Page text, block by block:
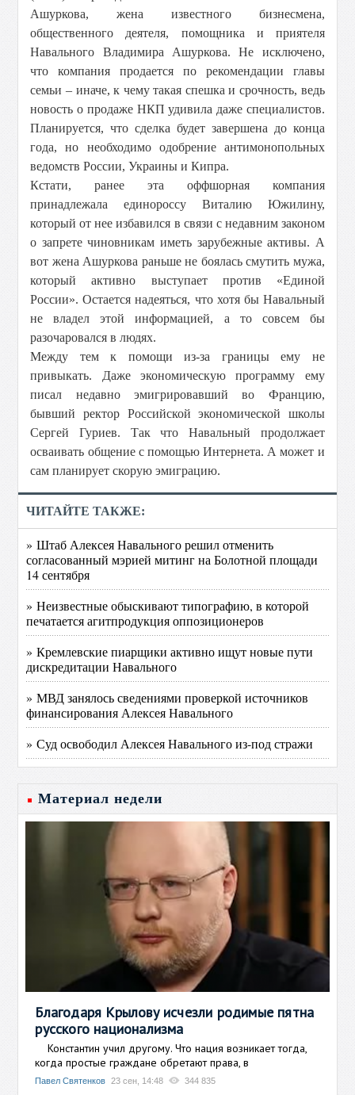
Ашуркова, жена известного бизнесмена,
общественного деятеля, помощника и приятеля
Навального Владимира Ашуркова. Не исключено,
что компания продается по рекомендации главы
семьи – иначе, к чему такая спешка и срочность, ведь
новость о продаже НКП удивила даже специалистов.
Планируется, что сделка будет завершена до конца
года, но необходимо одобрение антимонопольных
ведомств России, Украины и Кипра.
Кстати, ранее эта оффшорная компания
принадлежала единороссу Виталию Южилину,
который от нее избавился в связи с недавним законом
о запрете чиновникам иметь зарубежные активы. А
вот жена Ашуркова раньше не боялась смутить мужа,
который активно выступает против «Единой
России». Остается надеяться, что хотя бы Навальный
не владел этой информацией, а то совсем бы
разочаровался в людях.
Между тем к помощи из-за границы ему не
привыкать. Даже экономическую программу ему
писал недавно эмигрировавший во Францию,
бывший ректор Российской экономической школы
Сергей Гуриев. Так что Навальный продолжает
осваивать общение с помощью Интернета. А может и
сам планирует скорую эмиграцию.
ЧИТАЙТЕ ТАКЖЕ:
» Штаб Алексея Навального решил отменить
согласованный мэрией митинг на Болотной площади
14 сентября
» Неизвестные обыскивают типографию, в которой
печатается агитпродукция оппозиционеров
» Кремлевские пиарщики активно ищут новые пути
дискредитации Навального
» МВД занялось сведениями проверкой источников
финансирования Алексея Навального
» Суд освободил Алексея Навального из-под стражи
Материал недели
Благодаря Крылову исчезли родимые пятна
русского национализма
Константин учил другому. Что нация возникает тогда,
когда простые граждане обретают права, в
Павел Святенков 23 сен, 14:48 344 835